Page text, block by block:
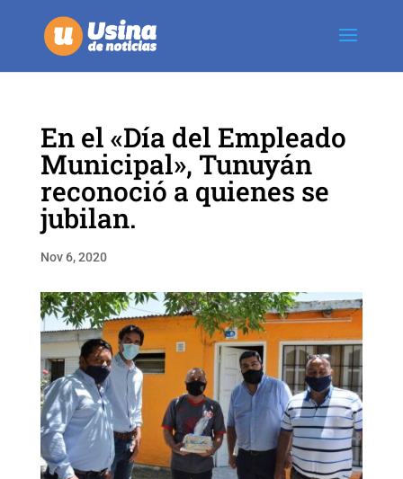
En el «Día del Empleado
Municipal», Tunuyán
reconoció a quienes se
jubilan.
Nov 6, 2020